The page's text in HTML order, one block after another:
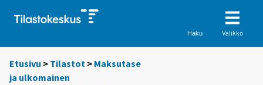
Haku Valikko
Etusivu > Tilastot > Maksutase
ja ulkomainen